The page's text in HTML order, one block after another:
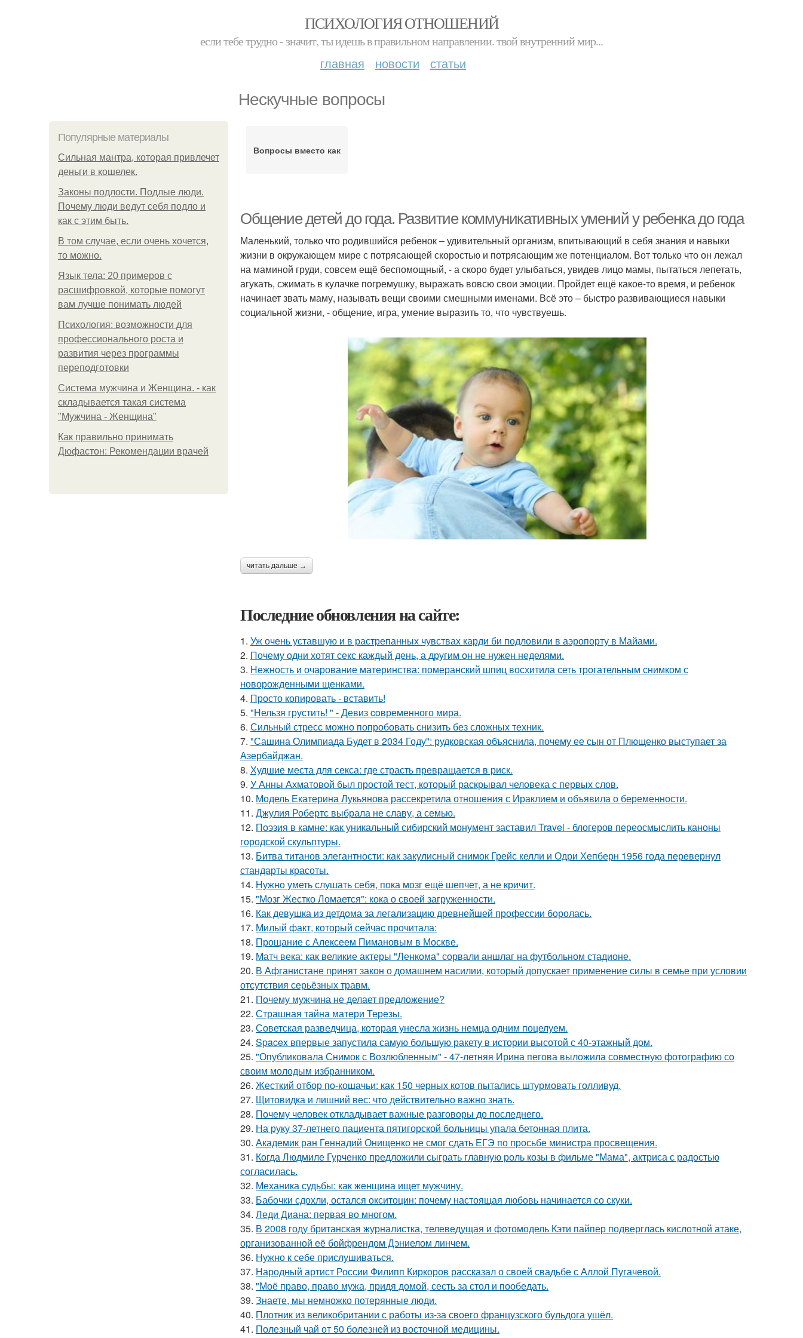
ПСИХОЛОГИЯ ОТНОШЕНИЙ
если тебе трудно - значит, ты идешь в правильном направлении. твой внутренний мир...
главная новости статьи
Нескучные вопросы
Популярные материалы
Сильная мантра, которая привлечет
деньги в кошелек.
Законы подлости. Подлые люди.
Почему люди ведут себя подло и
как с этим быть.
В том случае, если очень хочется,
то можно.
Язык тела: 20 примеров с
расшифровкой, которые помогут
вам лучше понимать людей
Психология: возможности для
профессионального роста и
развития через программы
переподготовки
Система мужчина и Женщина. - как
складывается такая система
"Мужчина - Женщина"
Как правильно принимать
Дюфастон: Рекомендации врачей
Вопросы вместо как
Общение детей до года. Развитие коммуникативных умений у ребенка до года
Маленький, только что родившийся ребенок – удивительный организм, впитывающий в себя знания и навыки
жизни в окружающем мире с потрясающей скоростью и потрясающим же потенциалом. Вот только что он лежал
на маминой груди, совсем ещё беспомощный, - а скоро будет улыбаться, увидев лицо мамы, пытаться лепетать,
агукать, сжимать в кулачке погремушку, выражать вовсю свои эмоции. Пройдет ещё какое-то время, и ребенок
начинает звать маму, называть вещи своими смешными именами. Всё это – быстро развивающиеся навыки
социальной жизни, - общение, игра, умение выразить то, что чувствуешь.
читать дальше →
Последние обновления на сайте:
1. Уж очень уставшую и в растрепанных чувствах карди би подловили в аэропорту в Майами.
2. Почему одни хотят секс каждый день, а другим он не нужен неделями.
3. Нежность и очарование материнства: померанский шпиц восхитила сеть трогательным снимком с
новорожденными щенками.
4. Просто копировать - вставить!
5. "Нельзя грустить! " - Девиз coвременного мира.
6. Сильный стресс можно попробовать снизить без сложных техник.
7. "Сашина Олимпиада Будет в 2034 Году": рудковская объяснила, почему ее сын от Плющенко выступает за
Азербайджан.
8. Худшие места для секса: где страсть превращается в риск.
9. У Анны Ахматовой был простой тест, который раскрывал человека с первых слов.
10. Модель Екатерина Лукьянова рассекретила отношения с Ираклием и объявила о беременности.
11. Джулия Робертс выбрала не славу, а семью.
12. Поэзия в камне: как уникальный сибирский монумент заставил Travel - блогеров переосмыслить каноны
городской скульптуры.
13. Битва титанов элегантности: как закулисный снимок Грейс келли и Одри Хепберн 1956 года перевернул
стандарты красоты.
14. Нужно уметь слушать себя, пока мозг ещё шепчет, а не кричит.
15. "Мозг Жестко Ломается": кока о своей загруженности.
16. Как девушка из детдома за легализацию древнейшей профессии боролась.
17. Милый факт, который сейчас прочитала:
18. Прощание с Алексеем Пимановым в Москве.
19. Матч века: как великие актеры "Ленкома" сорвали аншлаг на футбольном стадионе.
20. В Афганистане принят закон о домашнем насилии, который допускает применение силы в семье при условии
отсутствия серьёзных травм.
21. Почему мужчина не делает предложение?
22. Страшная тайна матери Терезы.
23. Советская разведчица, которая унесла жизнь немца одним поцелуем.
24. Spacex впервые запустила самую большую ракету в истории высотой с 40-этажный дом.
25. "Опубликовала Снимок с Возлюбленным" - 47-летняя Ирина пегова выложила совместную фотографию со
своим молодым избранником.
26. Жесткий отбор по-кошачьи: как 150 черных котов пытались штурмовать голливуд.
27. Щитовидка и лишний вес: что действительно важно знать.
28. Почему человек откладывает важные разговоры до последнего.
29. На руку 37-летнего пациента пятигорской больницы упала бетонная плита.
30. Академик ран Геннадий Онищенко не смог сдать ЕГЭ по просьбе министра просвещения.
31. Когда Людмиле Гурченко предложили сыграть главную роль козы в фильме "Мама", актриса с радостью
согласилась.
32. Механика судьбы: как женщина ищет мужчину.
33. Бабочки сдохли, остался окситоцин: почему настоящая любовь начинается со скуки.
34. Леди Диана: первая во многом.
35. В 2008 году британская журналистка, телеведущая и фотомодель Кэти пайпер подверглась кислотной атаке,
организованной её бойфрендом Дэниелом линчем.
36. Нужно к себе прислушиваться.
37. Народный артист России Филипп Киркоров рассказал о своей свадьбе с Аллой Пугачевой.
38. "Моё право, право мужа, придя домой, сесть за стол и пообедать.
39. Знаете, мы немножко потерянные люди.
40. Плотник из великобритании с работы из-за своего французского бульдога ушёл.
41. Полезный чай от 50 болезней из восточной медицины.